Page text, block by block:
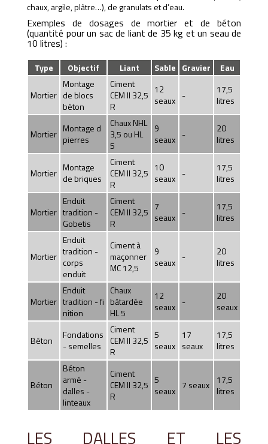
chaux, argile, plâtre…), de granulats et d’eau.
Exemples de dosages de mortier et de béton
(quantité pour un sac de liant de 35 kg et un seau de
10 litres) :
Type Objectif Liant Sable Gravier Eau
Mortier
Montage
de blocs
béton
Ciment
CEM II 32,5
R
12
seaux -
17,5
litres
Mortier Montage d
pierres
Chaux NHL
3,5 ou HL
5
9
seaux -
20
litres
Mortier Montage
de briques
Ciment
CEM II 32,5
R
10
seaux -
17,5
litres
Mortier
Enduit
tradition -
Gobetis
Ciment
CEM II 32,5
R
7
seaux -
17,5
litres
Mortier
Enduit
tradition -
corps
enduit
Ciment à
maçonner
MC 12,5
9
seaux -
20
litres
Mortier
Enduit
tradition - fi
nition
Chaux
bâtardée
HL 5
12
seaux -
20
seaux
Béton
Fondations
- semelles
Ciment
CEM II 32,5
R
5
seaux
17
seaux
17,5
litres
Béton
Béton
armé -
dalles -
linteaux
Ciment
CEM II 32,5
R
5
seaux 7 seaux
17,5
litres
LES DALLES ET LES